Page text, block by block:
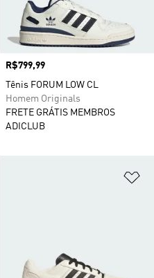
Preço
R$799,99
Tênis FORUM LOW CL
Homem Originals
FRETE GRÁTIS MEMBROS
ADICLUB